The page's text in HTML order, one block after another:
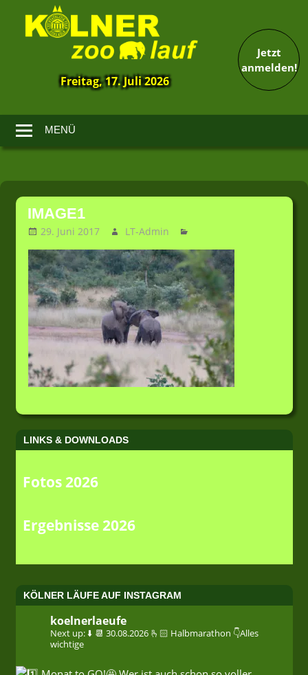
Zoolauf
Freitag, 17. Juli 2026
Jetzt
anmelden!
MENÜ
Zum
Inhalt
springenIMAGE1
29. Juni 2017 LT-Admin
LINKS & DOWNLOADS
Fotos 2026
Ergebnisse 2026
KÖLNER LÄUFE AUF INSTAGRAM
koelnerlaeufe
Next up: ⬇️ 📆 30.08.2026 🫰🏻 Halbmarathon 👇Alles
wichtige